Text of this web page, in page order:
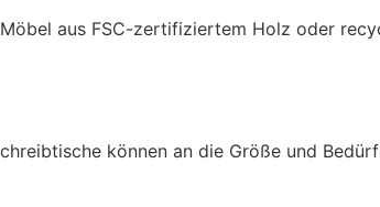
aus FSC-zertifiziertem Holz oder
können an die Größe und